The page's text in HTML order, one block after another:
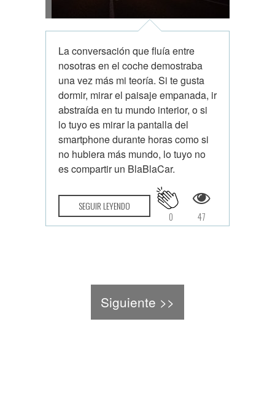
La conversación que fluía entre
nosotras en el coche demostraba
una vez más mi teoría. Si te gusta
dormir, mirar el paisaje empanada, ir
abstraída en tu mundo interior, o si
lo tuyo es mirar la pantalla del
smartphone durante horas como si
no hubiera más mundo, lo tuyo no
es compartir un BlaBlaCar.
SEGUIR LEYENDO
47
0
Siguiente >>